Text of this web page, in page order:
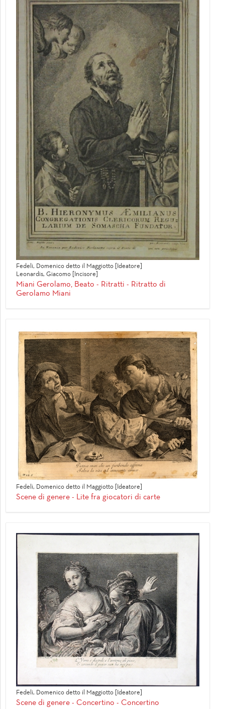
Fedeli, Domenico detto il Maggiotto [Ideatore]
Leonardis, Giacomo [Incisore]
Miani Gerolamo, Beato - Ritratti - Ritratto di
Gerolamo Miani
Fedeli, Domenico detto il Maggiotto [Ideatore]
Scene di genere - Lite fra giocatori di carte
Fedeli, Domenico detto il Maggiotto [Ideatore]
Scene di genere - Concertino - Concertino